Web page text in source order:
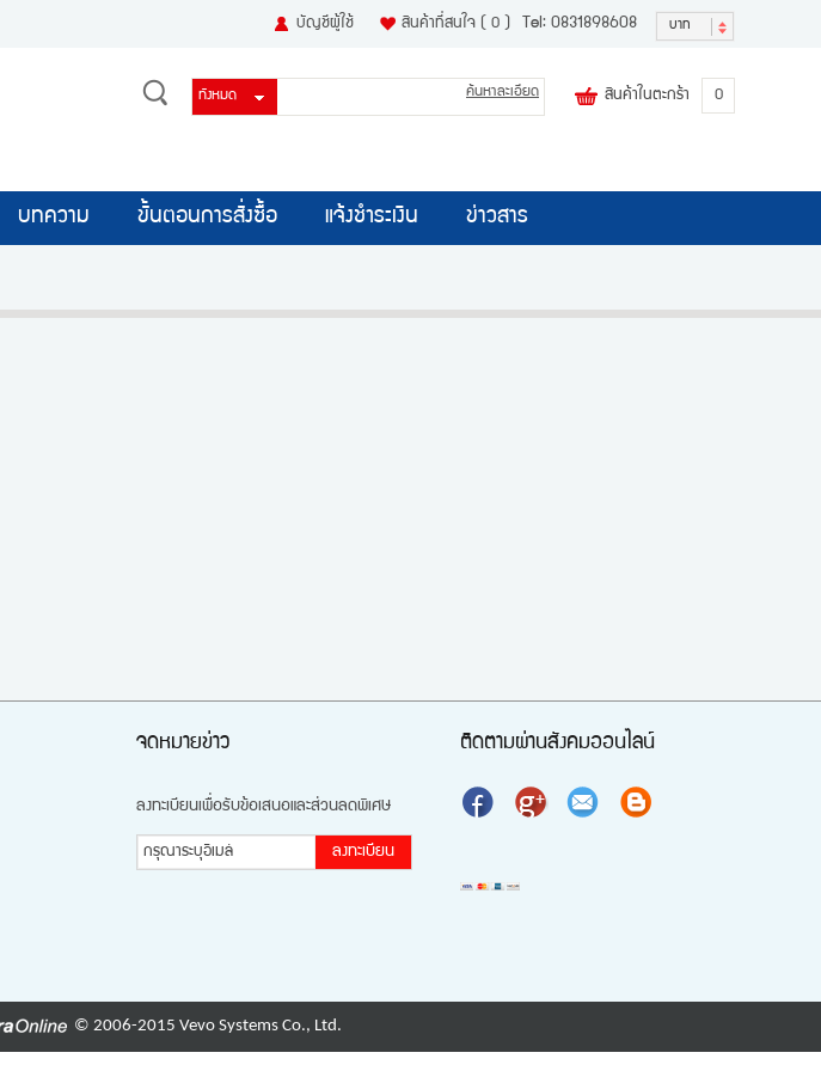
บาท
Tel: 0831898608
สินค้าที่สนใจ ( 0 )
บัญชีผู้ใช้
สินค้าในตะกร้า 0
ค้นหาละเอียด
บทความ ขั้นตอนการสั่งซื้อ แจ้งชำระเงิน ข่าวสาร
จดหมายข่าว
ลงทะเบียนเพื่อรับข้อเสนอและส่วนลดพิเศษ
ลงทะเบียน
ติดตามผ่านสังคมออนไลน์
© 2006-2015 Vevo Systems Co., Ltd.